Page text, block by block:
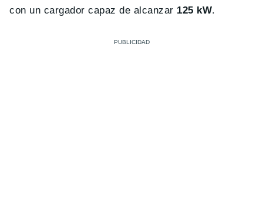
con un cargador capaz de alcanzar 125 kW.